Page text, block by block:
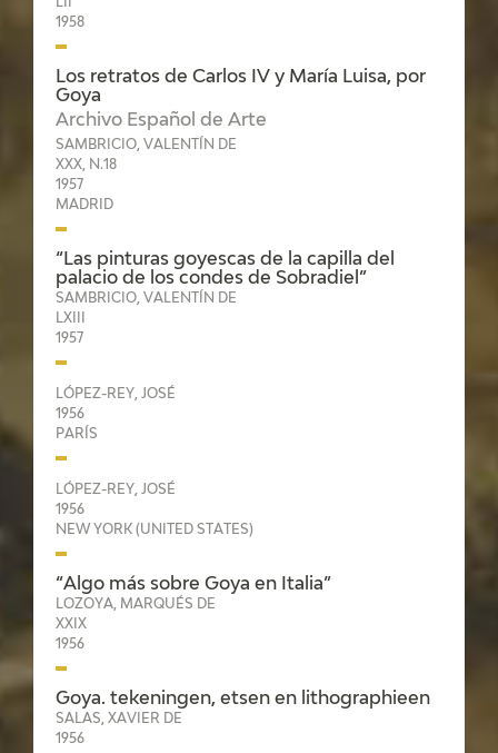
SHOP
ONLINE SHOP
EDUCA
ARASAAC
LII
1958
Los retratos de Carlos IV y María Luisa, por
Goya
Archivo Español de Arte
SAMBRICIO, VALENTÍN DE
XXX, N.18
1957
MADRID
“Las pinturas goyescas de la capilla del
palacio de los condes de Sobradiel”
SAMBRICIO, VALENTÍN DE
LXIII
1957
LÓPEZ-REY, JOSÉ
1956
PARÍS
LÓPEZ-REY, JOSÉ
1956
NEW YORK (UNITED STATES)
“Algo más sobre Goya en Italia”
LOZOYA, MARQUÉS DE
XXIX
1956
Goya. tekeningen, etsen en lithographieen
SALAS, XAVIER DE
1956